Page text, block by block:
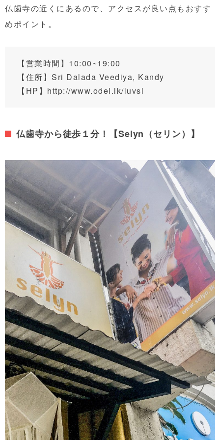
仏歯寺の近くにあるので、アクセスが良い点もおすす
めポイント。
【営業時間】10:00~19:00
【住所】 Sri Dalada Veediya, Kandy
【HP】 http://www.odel.lk/luvsl
仏歯寺から徒歩１分！【Selyn（セリン）】